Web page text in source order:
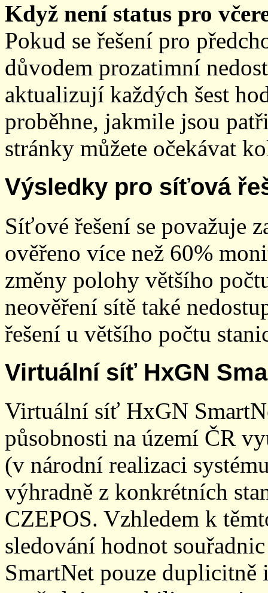
Když není status pro
Pokud se řešení pro
důvodem prozatimní
aktualizují každých šest
proběhne, jakmile jsou
stránky můžete očekávat
Výsledky pro síťová
Síťové řešení se považuje
ověřeno více než 60%
změny polohy většího
neověření sítě také
řešení u většího počtu
Virtuální síť HxGN
Virtuální síť HxGN
působnosti na území ČR
(v národní realizaci
výhradně z konkrétních
CZEPOS. Vzhledem k
sledování hodnot
SmartNet pouze